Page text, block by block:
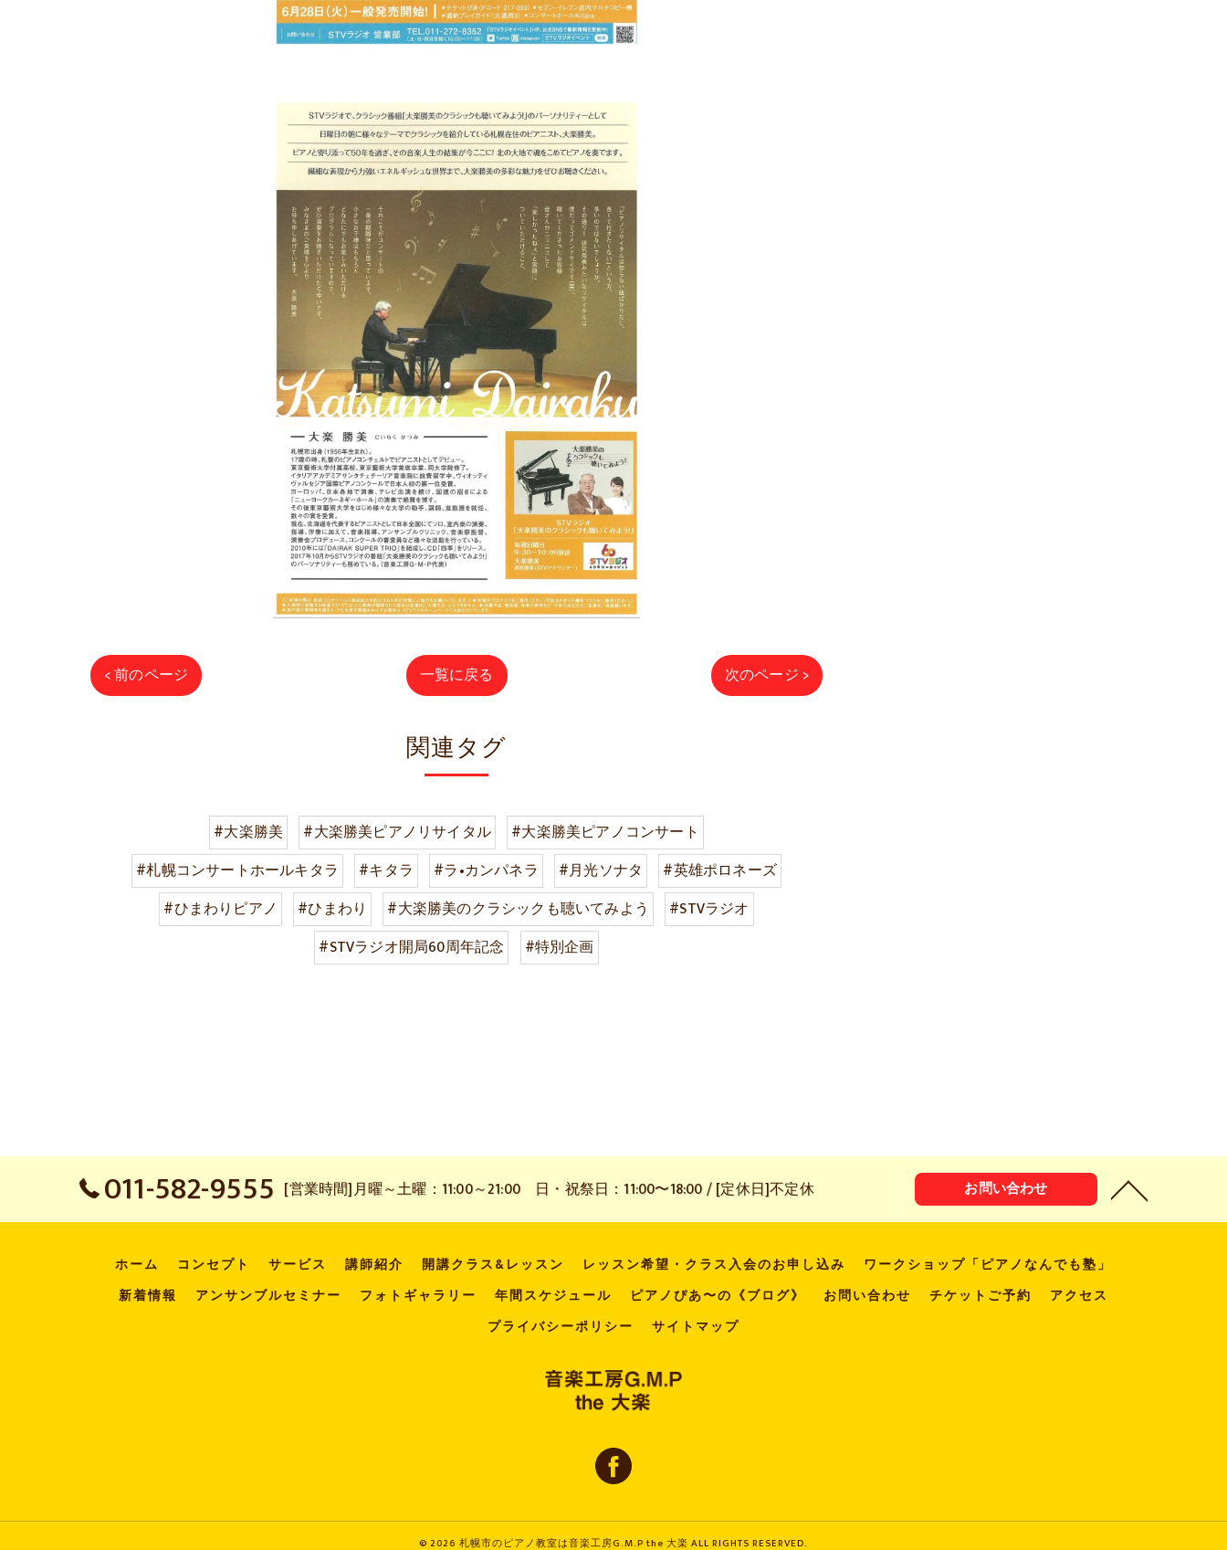
< 前のページ 一覧に戻る 次のページ >
関連タグ
#大楽勝美 #大楽勝美ピアノリサイタル
#大楽勝美ピアノコンサート
#札幌コンサートホールキタラ
#キタラ #ラ•カンパネラ #月光ソナタ
#英雄ポロネーズ
#ひまわりピアノ
#ひまわり #大楽勝美のクラシックも聴いてみよう
#STVラジオ
#STVラジオ開局60周年記念
#特別企画
011-582-9555 [営業時間]月曜～土曜：11:00～21:00 日・祝祭日：11:00〜18:00 / [定休日]不定休 お問い合わせ
ホーム コンセプト サービス 講師紹介 開講クラス&レッスン レッスン希望・クラス入会のお申し込み
ワークショップ「ピアノなんでも塾」
新着情報
アンサンブルセミナー フォトギャラリー 年間スケジュール ピアノぴあ〜の《ブログ》 お問い合わせ チケットご予約
アクセス
プライバシーポリシー
サイトマップ
© 2026 札幌市のピアノ教室は音楽工房G.M.P the 大楽 ALL RIGHTS RESERVED.